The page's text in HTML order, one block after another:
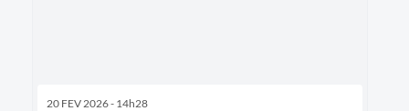
20 FEV 2026 - 14h28